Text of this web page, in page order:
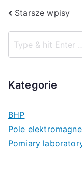
Nawigacja
po
wpisach
Starsze wpisy
Kategorie
BHP
Pole
Pomiary